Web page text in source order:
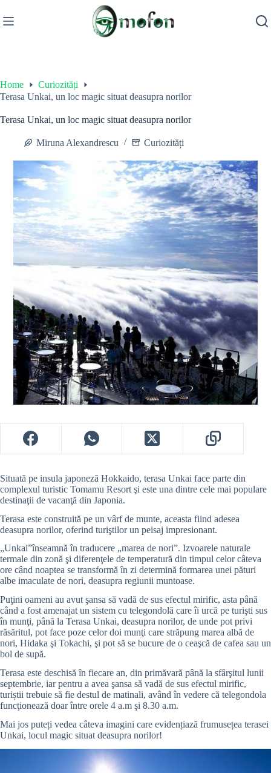
to
content
Home
Curiozități
Terasa Unkai, un loc magic situat deasupra norilor
Terasa Unkai, un loc magic situat deasupra norilor
Miruna Alexandrescu Curiozități
Situată pe insula japoneză Hokkaido, terasa Unkai face parte din
complexul turistic Tomamu Resort şi este una dintre cele mai populare
destinaţii de vacanţă din Japonia.
Terasa este construită pe un vârf de munte, aceasta fiind adesea
deasupra norilor, oferind turiştilor un peisaj impresionant.
„Unkai”înseamnă în traducere „marea de nori”. Izvoarele naturale
termale din zonă şi diferenţele de temperatură din timpul celor câteva
ore când noaptea se transformă în zi determină formarea unei pături
albe imaculate de nori, deasupra regiunii muntoase.
Puţini oameni au avut şansa să vadă de sus efectul mirific, asta până
când a fost amenajat un sistem cu telegondolă care îi urcă pe turişti sus
în munţi, până la Terasa Unkai, deasupra norilor, de unde pot privi
răsăritul, pot face poze celor doi munţi care străpung marea albă de
nori, Hidaka şi Tokachi, şi pot să se bucure de o ceaşcă de cafea sau un
bol de supă.
Terasa este deschisă în fiecare an, din primăvară până la sfârşitul lunii
septembrie, iar pentru a avea şansa să vadă de sus efectul mirific,
turiștii trebuie să fie destul de matinali, având în vedere că telegondola
funcţionează doar între orele 4 a.m şi 8.30 a.m.
Mai jos puteți vedea câteva imagini care evidențiază frumusețea terasei
Unkai, locul magic situat deasupra norilor!